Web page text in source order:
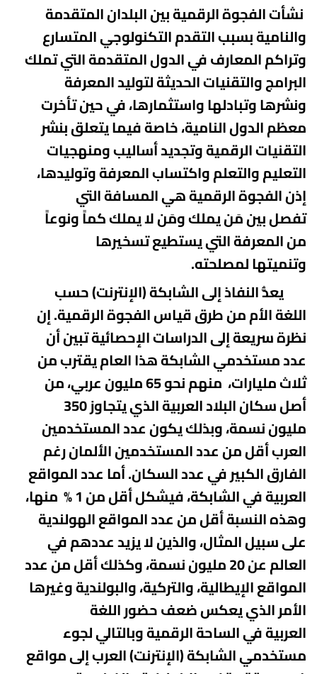
نشأت الفجوة الرقمية بين البلدان المتقدمة
والناميةبسبب التقدم التكنولوجي المتسارع
وتراكم المعارف في الدول المتقدمة التيتملك
البرامجوالتقنياتالحديثة لتوليد المعرفة
ونشرها وتبادلها واستثمارها، في حين تأخرت
معظم الدولالنامية، خاصة فيما يتعلق بنشر
التقنيات الرقمية وتجديد أساليب ومنهجيات
التعليموالتعلم واكتساب المعرفة وتوليدها،
إذن الفجوة الرقمية هي المسافة التي
تفصلبين مَن يملك ومَن لا يملك كماً ونوعاً
من المعرفة التي يستطيع تسخيرها
وتنميتهالمصلحته.
يعدُّ النفاذ إلى الشابكة (الإنترنت) حسب
اللغة الأم من طرق قياسالفجوة الرقمية. إن
نظرة سريعة إلى الدراسات الإحصائية تبين أن
عدد مستخدمي الشابكة هذا العام يقترب من
ثلاث مليارات،
منهم نحو 65 مليون عربي، من
أصل سكان البلاد العربية الذي يتجاوز 350
مليوننسمة، وبذلك يكون عدد المستخدمين
العرب أقل من عدد المستخدمين الألمان رغم
الفارق الكبير في عدد السكان. أما عدد المواقع
العربية في الشابكة، فيشكل أقل من 1 %
منها،
وهذه النسبة أقل من عدد المواقع الهولندية
على سبيل المثال،والذين لا يزيد عددهم في
العالم عن 20 مليون نسمة، وكذلك أقل من عدد
المواقع الإيطالية، والتركية، والبولندية وغيرها
الأمر الذي يعكس ضعف حضور اللغة
العربيةفي الساحة الرقمية وبالتالي لجوء
مستخدمي الشابكة (الإنترنت) العرب إلى مواقع